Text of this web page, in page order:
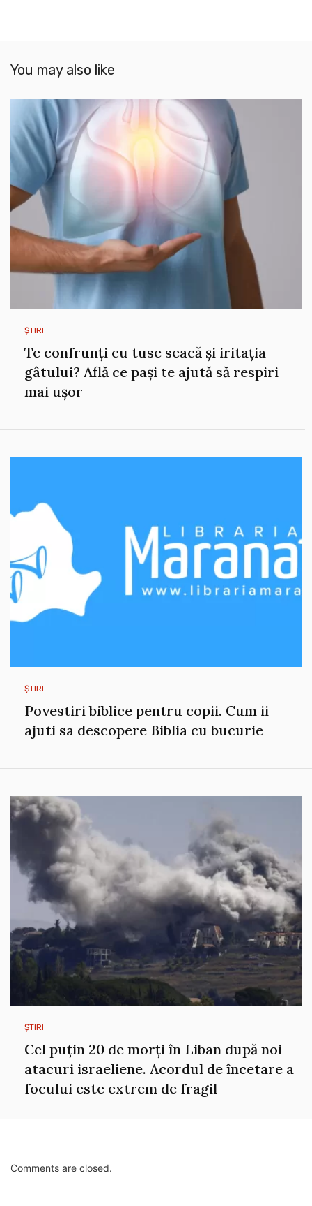
You may also like
ȘTIRI
Te confrunți cu tuse seacă și iritația
gâtului? Află ce pași te ajută să respiri
mai ușor
ȘTIRI
Povestiri biblice pentru copii. Cum ii
ajuti sa descopere Biblia cu bucurie
ȘTIRI
Cel puțin 20 de morți în Liban după noi
atacuri israeliene. Acordul de încetare a
focului este extrem de fragil
Comments are closed.